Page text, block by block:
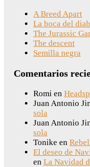
A Breed Apart
La boca del
The Jurassic
The descent
Semilla negra
Comentarios
Romi en
Juan Antonio
sola
Juan Antonio
sola
Tonike en
El deseo de
en La Navidad